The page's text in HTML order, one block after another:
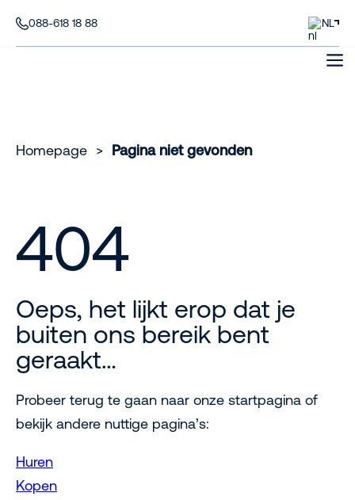
088-618 18 88 NL
Homepage > Pagina niet gevonden
404
Oeps, het lijkt erop dat je
buiten ons bereik bent
geraakt…
Probeer terug te gaan naar onze startpagina of
bekijk andere nuttige pagina’s:
Huren
Kopen